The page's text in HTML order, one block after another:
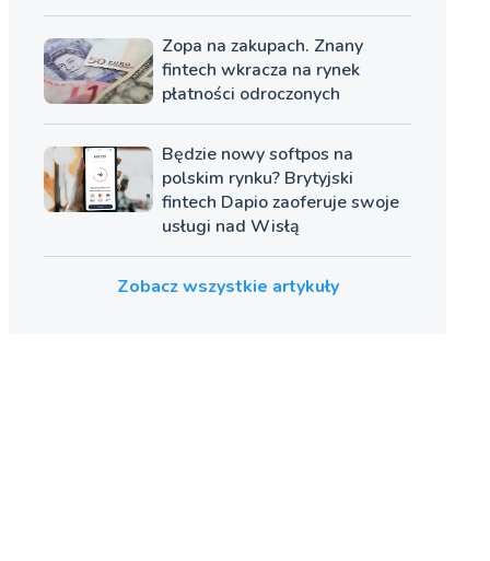
Zopa na zakupach. Znany
fintech wkracza na rynek
płatności odroczonych
Będzie nowy softpos na
polskim rynku? Brytyjski
fintech Dapio zaoferuje swoje
usługi nad Wisłą
Zobacz wszystkie artykuły